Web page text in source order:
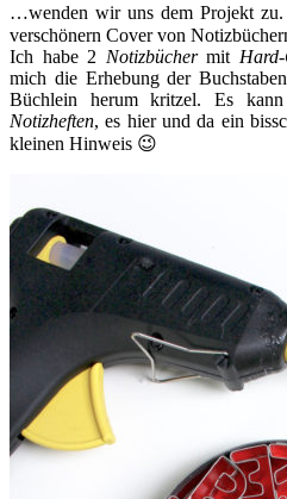
…wenden wir uns dem Projekt
verschönern Cover von
Ich habe 2 Notizbüchermit
mich die Erhebung der
Büchlein herum kritzel. Es
Notizheften, es hier und da ein
kleinen Hinweis 😉